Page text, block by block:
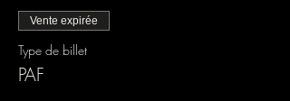
Vente expirée
Type de billet
PAF